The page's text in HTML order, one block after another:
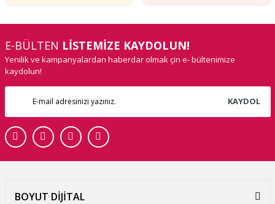
E-BÜLTEN LİSTEMİZE KAYDOLUN!
Yenilik ve kampanyalardan haberdar olmak çin e- bültenimize
kaydolun!
KAYDOL
BOYUT DİJİTAL